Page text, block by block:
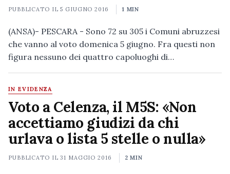
PUBBLICATO IL5 GIUGNO 2016 1 MIN
(ANSA)- PESCARA - Sono 72 su 305 i Comuni abruzzesi
che vanno al voto domenica 5 giugno. Fra questi non
figura nessuno dei quattro capoluoghi di…
IN EVIDENZA
Voto a Celenza, il M5S: «Non
accettiamo giudizi da chi
urlava o lista 5 stelle o nulla»
PUBBLICATO IL31 MAGGIO 2016 2 MIN